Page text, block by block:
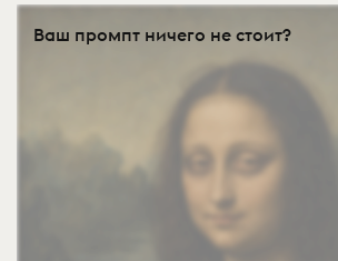
Ваш промпт ничего не стоит?